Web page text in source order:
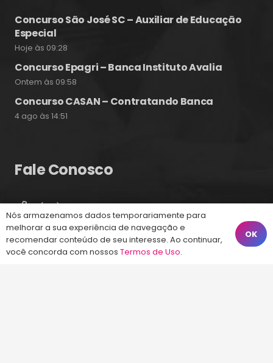
Concurso São José SC – Auxiliar de Educação
Especial
Hoje às 09:28
Concurso Epagri – Banca Instituto Avalia
Ontem às 09:58
Concurso CASAN – Contratando Banca
4 ago às 14:51
Fale Conosco
(48) 99828-9929
Calçadão João Pinto, 212 – Centro
Florianópolis – SC, 88010-420
Nós armazenamos dados temporariamente para
melhorar a sua experiência de navegação e
recomendar conteúdo de seu interesse. Ao continuar,
você concorda com nossos Termos de Uso.
OK